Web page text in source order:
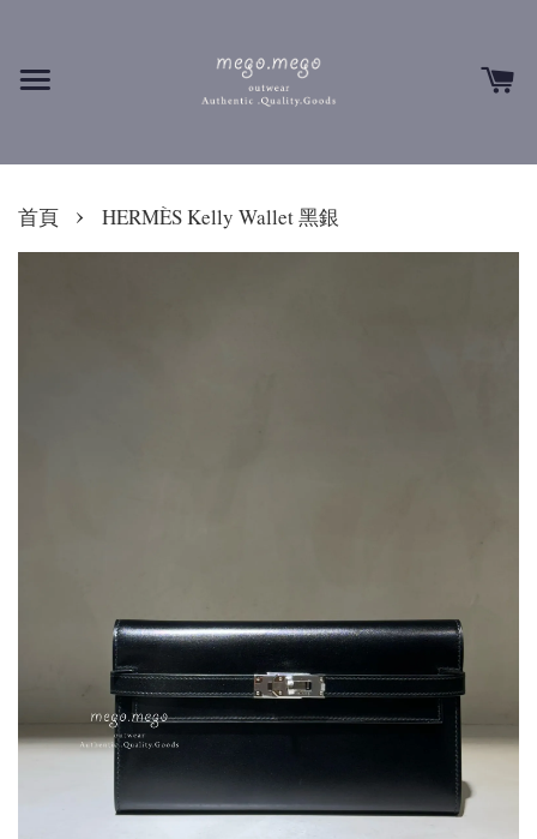
首頁 › HERMÈS Kelly Wallet 黑銀